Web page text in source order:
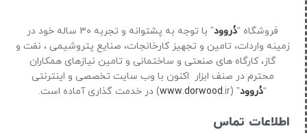
فروشگاه “دُروود
” با توجه به پشتوانه و تجربه ۳۰ ساله خود در
زمینه واردات، تامین و تجهیز کارخانجات، صنایع پتروشیمی ، نفت و
گاز، کارگاه های صنعتی و ساختمانی و تامین نیازهای همکاران
محترم در صنف ابزار اکنون با وب سایت تخصصی و اینترنتی
“دُروود” (
www.dorwood.ir) در خدمت گذاری آماده است.
اطلاعات تماس